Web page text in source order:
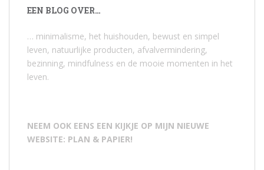
EEN BLOG OVER…
… minimalisme, het huishouden, bewust en simpel
leven, natuurlijke producten, afvalvermindering,
bezinning, mindfulness en de mooie momenten in het
leven.
NEEM OOK EENS EEN KIJKJE OP MIJN NIEUWE
WEBSITE: PLAN & PAPIER!